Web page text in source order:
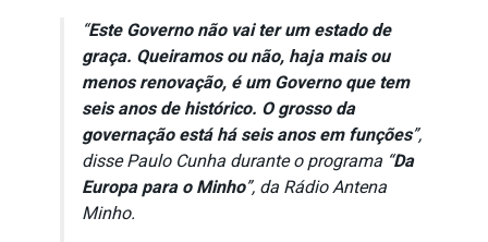
“Este Governo não vai ter um estado de
graça. Queiramos ou não, haja mais ou
menos renovação, é um Governo que tem
seis anos de histórico. O grosso da
governação está há seis anos em funções”,
disse Paulo Cunha durante o programa “Da
Europa para o Minho”, da Rádio Antena
Minho.